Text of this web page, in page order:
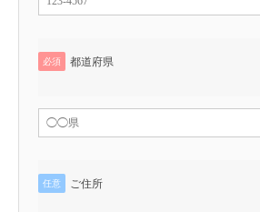
必須 都道府県
任意 ご住所